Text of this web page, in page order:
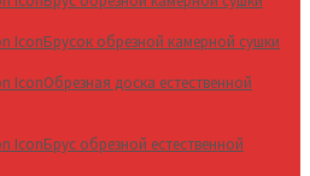
Брусок обрезной камерной сушки
Обрезная доска естественной
Брус обрезной естественной